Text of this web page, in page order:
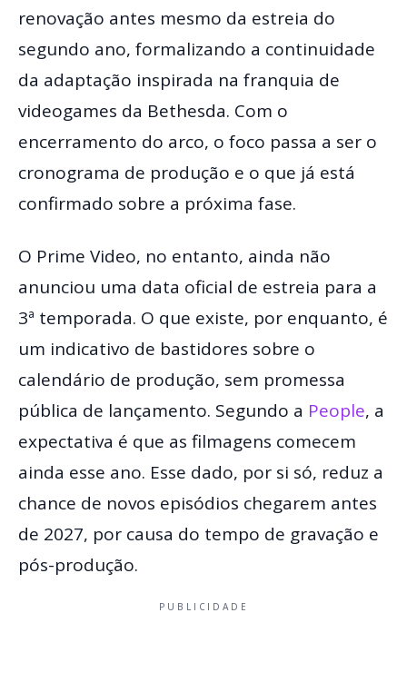
renovação antes mesmo da estreia do
segundo ano, formalizando a continuidade
da adaptação inspirada na franquia de
videogames da Bethesda. Com o
encerramento do arco, o foco passa a ser o
cronograma de produção e o que já está
confirmado sobre a próxima fase.
O Prime Video, no entanto, ainda não
anunciou uma data oficial de estreia para a
3ª temporada. O que existe, por enquanto, é
um indicativo de bastidores sobre o
calendário de produção, sem promessa
pública de lançamento. Segundo a People, a
expectativa é que as filmagens comecem
ainda esse ano. Esse dado, por si só, reduz a
chance de novos episódios chegarem antes
de 2027, por causa do tempo de gravação e
pós-produção.
PUBLICIDADE